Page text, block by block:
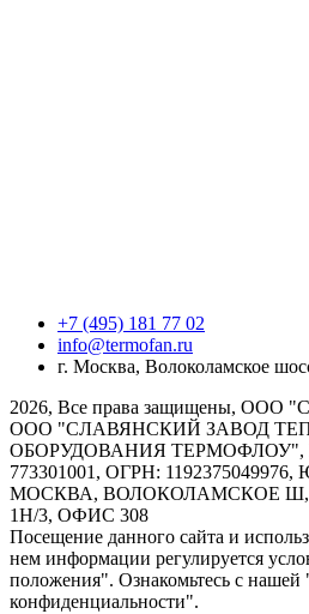
+7 (495) 181 77 02
info@termofan.ru
г. Москва, Волоколамское
2026, Все права защищены, ООО
ООО "СЛАВЯНСКИЙ ЗАВОД
ОБОРУДОВАНИЯ ТЕРМОФЛОУ",
773301001, ОГРН:
МОСКВА, ВОЛОКОЛАМСКОЕ Ш,
1Н/3, ОФИС 308
Посещение данного сайта и
нем информации регулируется
положения". Ознакомьтесь с
конфиденциальности".